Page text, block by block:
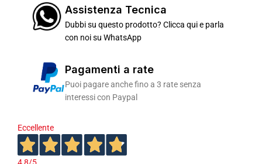
Assistenza Tecnica
Dubbi su questo prodotto? Clicca qui e parla
con noi su WhatsApp
Pagamenti a rate
Puoi pagare anche fino a 3 rate senza
interessi con Paypal
Eccellente
4,8/5